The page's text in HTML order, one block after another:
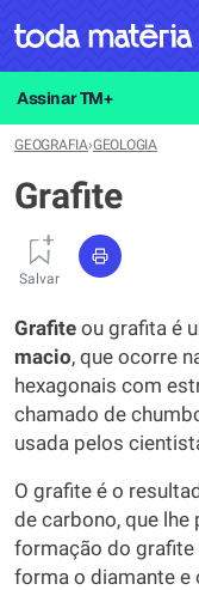
Assinar TM+
GEOGRAFIA›GEOLOGIA
Grafite
Salvar
Grafite ou grafita é
macio, que ocorre
hexagonais com
chamado de
usada pelos
O grafite é o
de carbono, que
formação do grafite
forma o diamante e